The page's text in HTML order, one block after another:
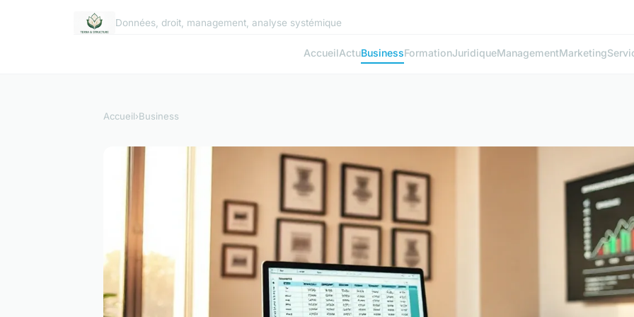
Données, droit, management, analyse systémique
AccueilActuBusinessFormationJuridiqueManagementMarketing
Accueil›Business